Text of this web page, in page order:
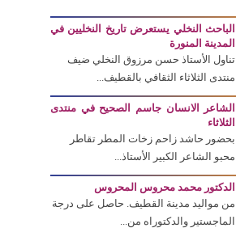
الباحث النخلي يستعرض تاريخ النخليين في
المدينة المنورة
تناول الأستاذ حسن مرزوق النخلي ضيف
منتدى الثلاثاء الثقافي بالقطيف...
الشاعر الانسان جاسم الصحيح في منتدى
الثلاثاء
بحضور حاشد زاحم زخات المطر تقاطر
محبو الشاعر الكبير الأستاذ...
الدكتور محمد محروس المحروس
من مواليد مدينة القطيف. حاصل على درجة
الماجستير والدكتوراه من...